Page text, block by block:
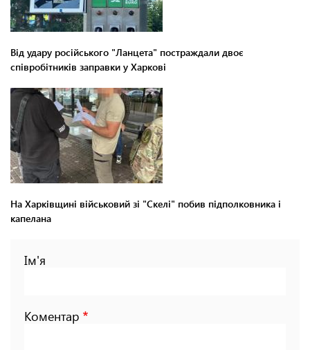
Від удару російського "Ланцета" постраждали двоє
співробітників заправки у Харкові
На Харківщині військовий зі "Скелі" побив підполковника і
капелана
Ім'я
Коментар